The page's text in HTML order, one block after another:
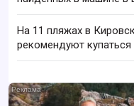
На 11 пляжах в
рекомендуют купаться